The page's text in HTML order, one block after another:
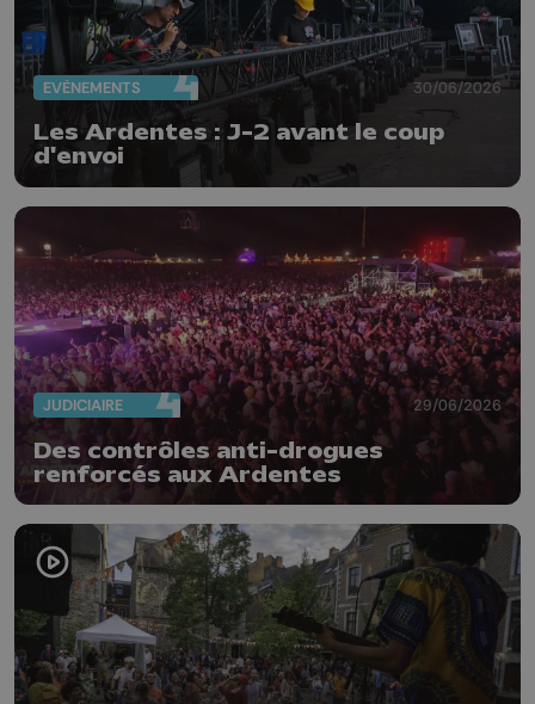
EVÈNEMENTS 30/06/2026
Les Ardentes : J-2 avant le coup
d'envoi
JUDICIAIRE 29/06/2026
Des contrôles anti-drogues
renforcés aux Ardentes